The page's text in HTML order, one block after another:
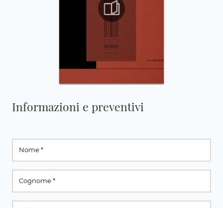
Informazioni e preventivi